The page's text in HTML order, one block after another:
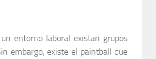
entorno laboral existan grupos
embargo, existe el paintball que